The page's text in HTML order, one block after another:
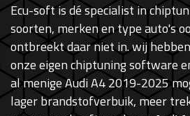
Ecu-soft is dé specialist in
soorten, merken en type auto's
ontbreekt daar niet in. wij
onze eigen chiptuning software
al menige Audi A4 2019-2025
lager brandstofverbuik, meer